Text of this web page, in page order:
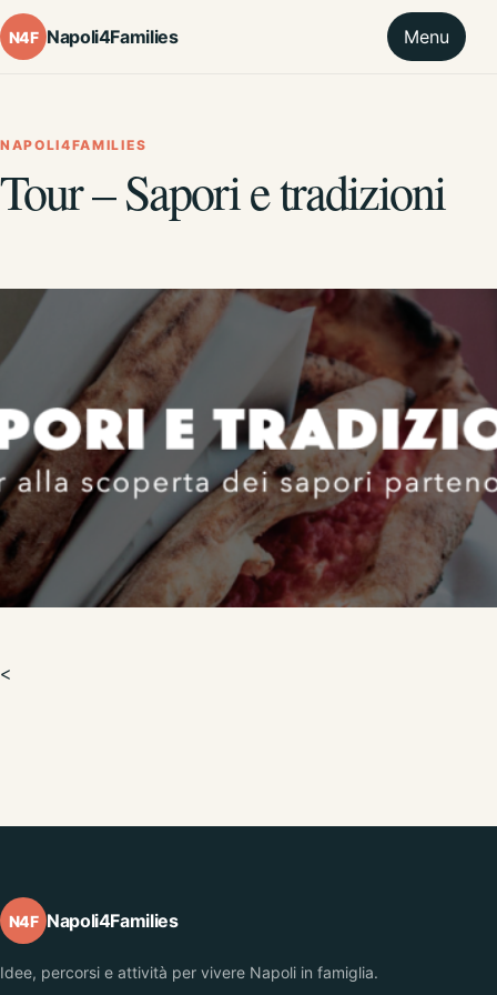
N4F Napoli4Families Menu
NAPOLI4FAMILIES
Tour – Sapori e tradizioni
<
N4F Napoli4Families
Idee, percorsi e attività per vivere Napoli in famiglia.